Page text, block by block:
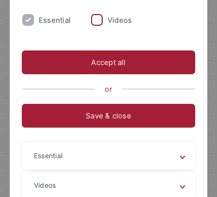
Qualifizierung und Gleichstellung
Antragsteller*innen
Post-Doc
Kollegiaten und Assoziierte
Mitarbeiter*innen
Alumni*ae
Martina Bross
Essential Videos
Accept all
or
Save & close
Essential
Videos